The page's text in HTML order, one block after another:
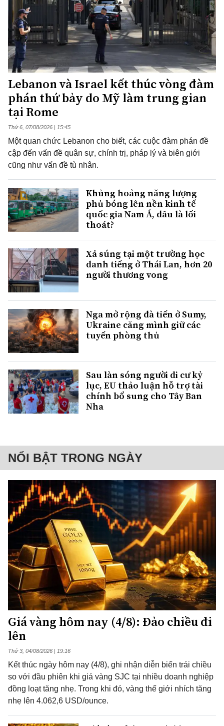
Lebanon và Israel kết thúc vòng đàm
phán thứ bảy do Mỹ làm trung gian
tại Rome
Thứ 6, 07/08/2026 | 15:45
Một quan chức Lebanon cho biết, các cuộc đàm phán đề
cập đến vấn đề quân sự, chính trị, pháp lý và biên giới
cũng như vấn đề tù nhân.
Khủng hoảng năng lượng
phủ bóng lên nền kinh tế
quốc gia Nam Á, đâu là lối
thoát?
Xả súng tại một trường học
danh tiếng ở Thái Lan, hơn 20
người thương vong
Nga mở rộng đà tiến ở Sumy,
Ukraine căng mình giữ các
tuyến phòng thủ
Sau làn sóng người di cư kỷ
lục, EU thảo luận hỗ trợ tài
chính bổ sung cho Tây Ban
Nha
NỔI BẬT TRONG NGÀY
Giá vàng hôm nay (4/8): Đảo chiều đi
lên
Thứ 3, 04/08/2026 | 19:16
Kết thúc ngày hôm nay (4/8), ghi nhận diễn biến trái chiều
so với đầu phiên khi giá vàng SJC tại nhiều doanh nghiệp
đồng loạt tăng nhẹ. Trong khi đó, vàng thế giới nhích tăng
nhẹ lên 4.062,6 USD/ounce.